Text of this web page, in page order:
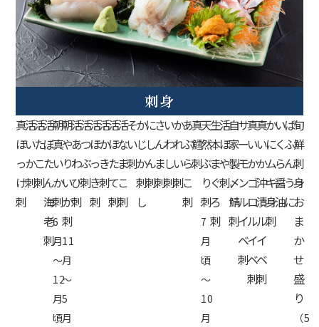
刺身
真
ほ
っ
け
刺
活
い
か
刺
活
た
こ
刺
活
ぼ
た
ん
海
老
刺
朝
真
い
か
刺
6
月
～
12
月
頃
朝
や
り
い
か
刺
11
月
～
5
月
活
あ
わ
び
刺
活
つ
ぶ
刺
活
ほ
っ
き
刺
活
か
き
刺
活
ほ
た
て
刺
活
な
ま
こ
刺
そ
い
刺
か
じ
か
刺
し
に
し
ん
刺
さ
ん
ま
刺
い
わ
し
刺
か
れ
い
刺
あ
ぶ
ら
こ
刺
真
鱈
刺
天
然
ぶ
り
刺
7
月
頃
～
10
月
生
本
ま
ぐ
ろ
刺
活
ほ
や
刺
自
家
製
〆
鯖
刺
サ
ー
モ
ン
ル
イ
ベ
刺
真
い
か
ゴ
ロ
ル
イ
ベ
刺
真
い
か
沖
漬
ル
イ
ベ
刺
か
に
ム
キ
身
刺
い
く
ら
醤
油
ば
ふ
ん
う
に
旬
鮮
刺
身
お
ま
か
せ
盛
り
（5